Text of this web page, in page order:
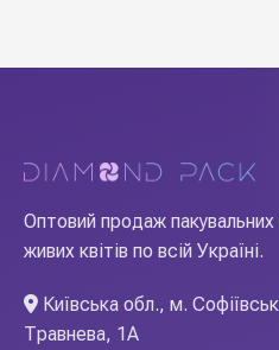
Оптовий продаж пакувальних
живих квітів по всій Україні.
Київська обл., м.
Травнева, 1А